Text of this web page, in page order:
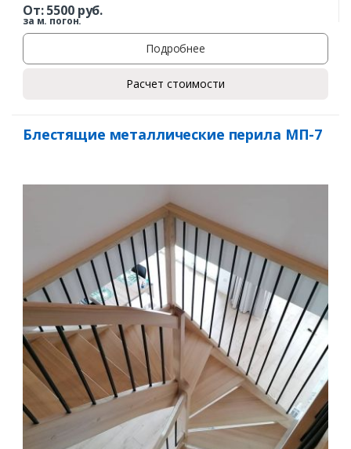
От:5500руб.
за м. погон.
Подробнее
Расчет стоимости
Блестящие металлические перила МП-7